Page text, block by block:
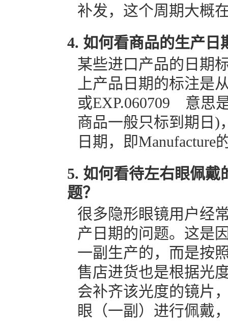
补发，这个周期大概
如何看商品的生产日
某些进口产品的日期
上产品日期的标注是
或EXP.060709 意思
商品一般只标到期日)
日期，即Manufacture
如何看待左右眼佩戴
题？
很多隐形眼镜用户经
产日期的问题。这是
一副生产的，而是按
售店进货也是根据光
会补齐该光度的镜片
眼（一副）进行佩戴